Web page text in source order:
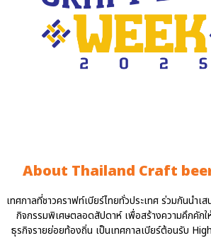
About Thailand Craft
เทศกาลที่ชาวคราฟท์เบียร์ไทยทั่วประเทศ ร่วมกันนำ
กิจกรรมพิเศษตลอดสัปดาห์ เพื่อสร้างความคึกคัก
ธุรกิจรายย่อยท้องถิ่น เป็นเทศกาลเบียร์ต้อนรับ